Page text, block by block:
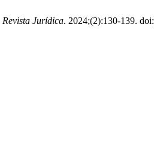
Revista Jurídica. 2024;(2):130-139. doi: